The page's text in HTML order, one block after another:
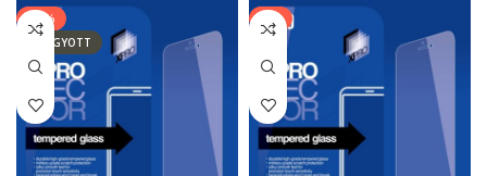
-11%
ELFOGYOTT
-9%